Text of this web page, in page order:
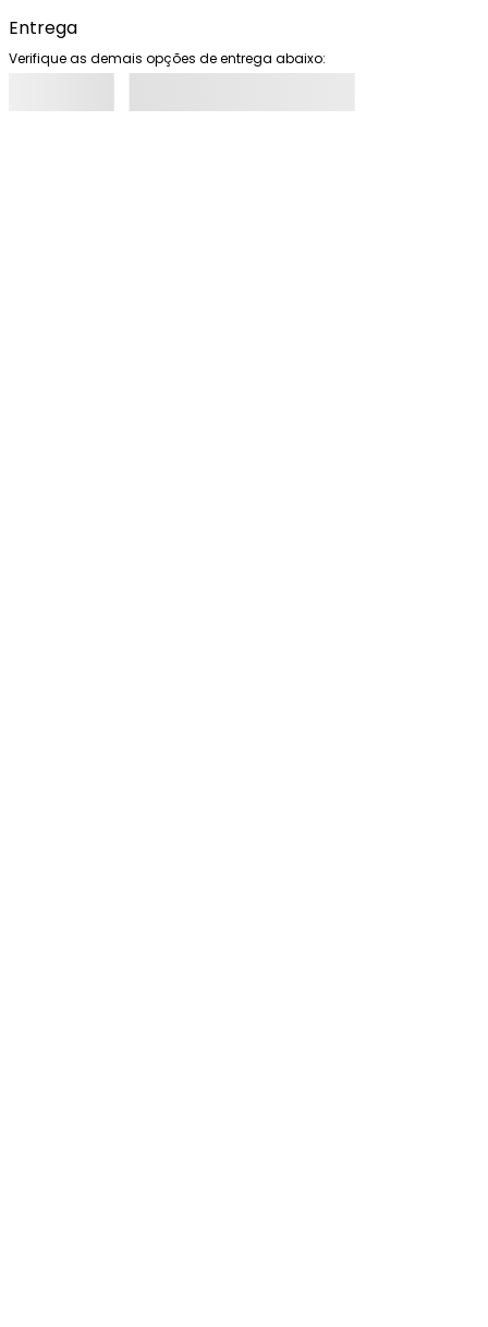
Entrega
Verifique as demais opções de entrega abaixo: